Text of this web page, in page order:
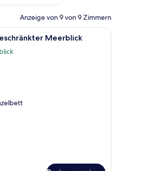
Anzeige von 9 von 9 Zimmern
und einem Fernseher.
Ein Hotelzimmer mit zwei Betten, einem
Meerblick